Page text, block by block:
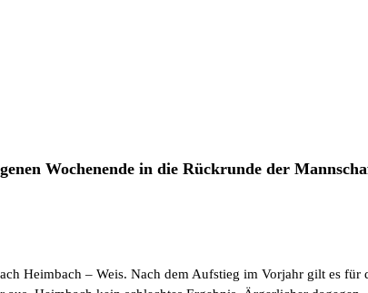
Wochenende in die Rückrunde der
Heimbach – Weis. Nach dem Aufstieg im Vorjahr gilt es